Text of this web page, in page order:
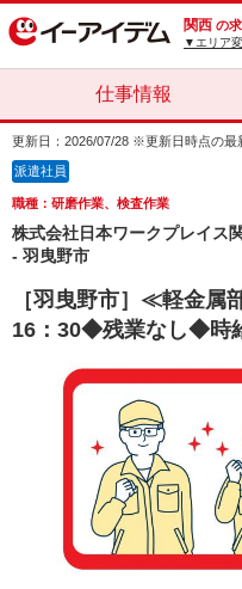
関西 の
▼エリア
仕事情報
更新日：2026/07/28 ※更新日時点の最
派遣社員
職種：研磨作業、検査作業
株式会社日本ワークプレイス
- 羽曳野市
［羽曳野市］≪軽金
16：30◆残業なし◆時